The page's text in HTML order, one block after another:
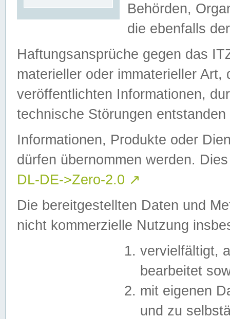
Behörden,
die ebenfalls
Haftungsansprüche gegen das
materieller oder immaterieller
veröffentlichten Informationen,
technische Störungen
Informationen, Produkte oder
dürfen übernommen werden.
DL-DE->Zero-2.0 ↗
Die bereitgestellten Daten und
nicht kommerzielle Nutzung
vervielfältigt,
bearbeitet
mit eigenen
und zu